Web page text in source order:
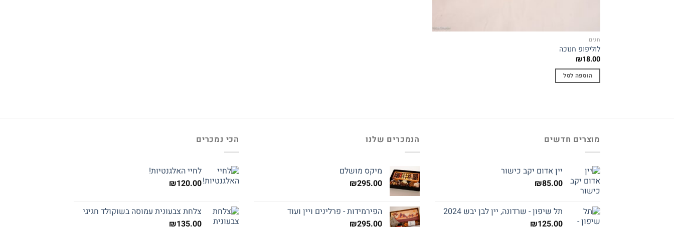
חגים
לוליפופ חנוכה
₪18.00
הוספה לסל
מוצרים חדשים
יין אדום יקב כישור
₪85.00
תל שיפון - שרדונה, יין לבן יבש 2024
₪125.00
הנמכרים שלנו
מיקס מושלם
₪295.00
הפירמידות - פרלינים ויין ועוד
₪295.00
הכי נמכרים
לחיי האלגנטיות!
₪120.00
צלחת צבעונית עמוסה בשוקולד חגיגי
₪135.00